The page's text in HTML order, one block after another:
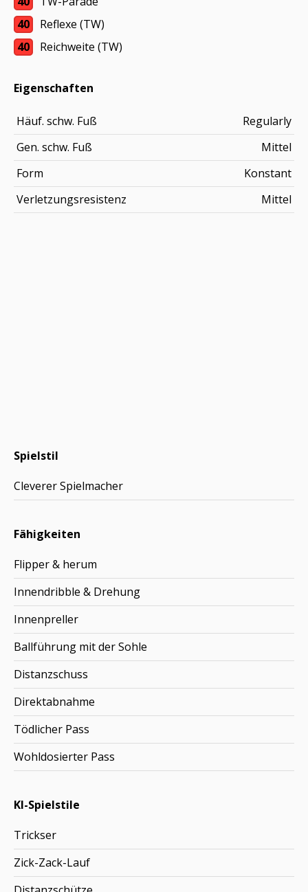
40
Reflexe (TW)
40
Reichweite (TW)
Eigenschaften
Häuf. schw. Fuß
Regularly
Gen. schw. Fuß
Mittel
Form
Konstant
Verletzungsresistenz
Mittel
Spielstil
Cleverer Spielmacher
Fähigkeiten
Flipper & herum
Innendribble & Drehung
Innenpreller
Ballführung mit der Sohle
Distanzschuss
Direktabnahme
Tödlicher Pass
Wohldosierter Pass
KI-Spielstile
Trickser
Zick-Zack-Lauf